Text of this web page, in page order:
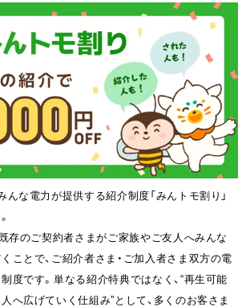
んな電力が提供する紹介制度「みんトモ割り」
既存のご契約者さまがご家族やご友人へみんな
ことで、ご紹介者さま・ご加入者さま双方の電
度です。単なる紹介特典ではなく、“再生可能
へ広げていく仕組み”として、多くのお客さま